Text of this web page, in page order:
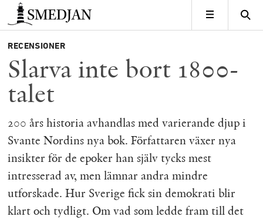
Timbro
MENY
RECENSIONER
Slarva inte bort 1800-
talet
200 års historia avhandlas med varierande djup i
Svante Nordins nya bok. Författaren växer nya
insikter för de epoker han själv tycks mest
intresserad av, men lämnar andra mindre
utforskade. Hur Sverige fick sin demokrati blir
klart och tydligt. Om vad som ledde fram till det